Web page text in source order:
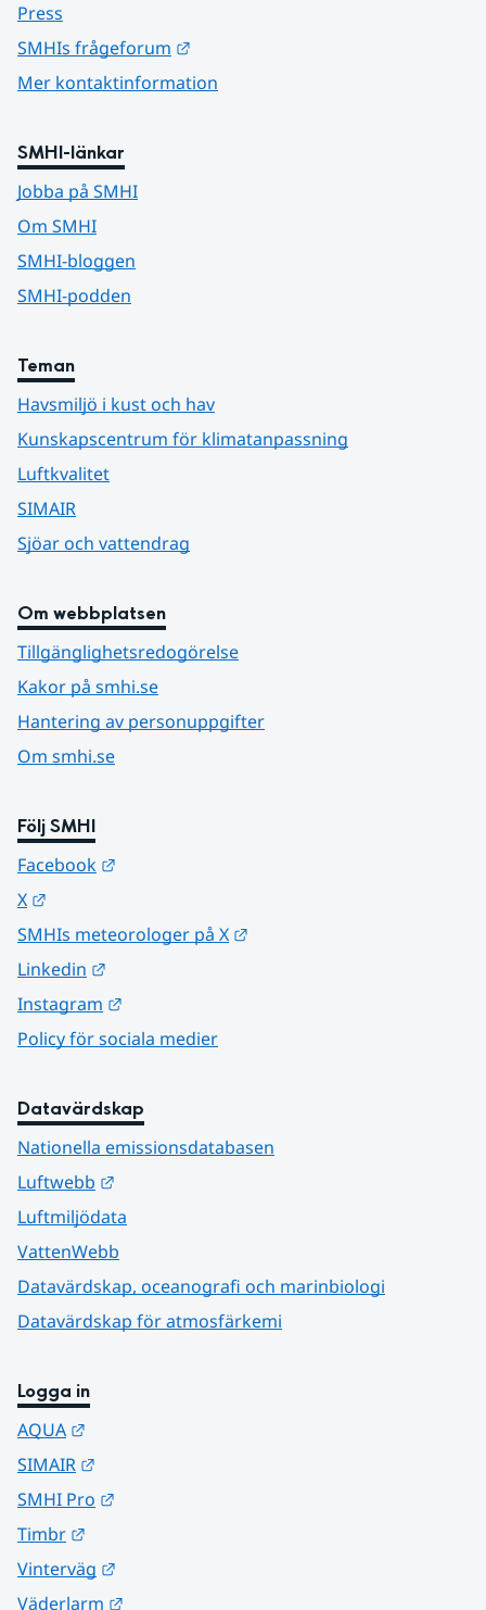
Press
SMHIs frågeforum
Mer kontaktinformation
SMHI-länkar
Jobba på SMHI
Om SMHI
SMHI-bloggen
SMHI-podden
Teman
Havsmiljö i kust och hav
Kunskapscentrum för klimatanpassning
Luftkvalitet
SIMAIR
Sjöar och vattendrag
Om webbplatsen
Tillgänglighetsredogörelse
Kakor på smhi.se
Hantering av personuppgifter
Om smhi.se
Följ SMHI
Facebook
X
SMHIs meteorologer på X
Linkedin
Instagram
Policy för sociala medier
Datavärdskap
Nationella emissionsdatabasen
Luftwebb
Luftmiljödata
VattenWebb
Datavärdskap, oceanografi och marinbiologi
Datavärdskap för atmosfärkemi
Logga in
AQUA
SIMAIR
SMHI Pro
Timbr
Vinterväg
Väderlarm